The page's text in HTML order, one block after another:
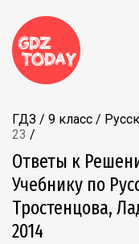
ГДЗ / 9 класс /
23 /
Ответы к
Учебнику по
Тростенцова,
2014